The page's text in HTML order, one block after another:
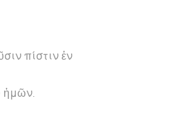
πίστιν ἐν
ἡμῶν.